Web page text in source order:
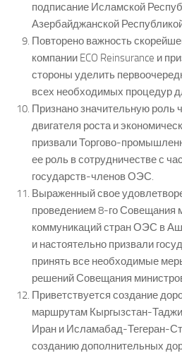
подписание Исламской
Азербайджанской
Повторено важность
компании ECO Reinsurance и
стороны уделить
всех необходимых процедур
Признано значительную роль
двигателя роста и
призвали Торгово-
ее роль в сотрудничестве с
государств-членов ОЭС.
Выраженный свое
проведением 8-го Совещания
коммуникаций стран ОЭС в
и настоятельно призвали
принять все необходимые
решений Совещания
Приветствуется создание
маршрутам Кыргызстан-
Иран и Исламабад-Тегеран-
созданию дополнительных